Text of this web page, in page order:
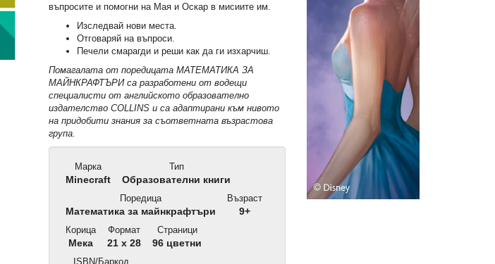
въпросите и помогни на Мая и Оскар в мисиите им.
Изследвай нови места.
Отговаряй на въпроси.
Печели смарагди и реши как да ги изхарчиш.
Помагалата от поредицата МАТЕМАТИКА ЗА
МАЙНКРАФТЪРИ са разработени от водещи
специалисти от английското образователно
издателство COLLINS и са адаптирани към нивото
на придобити знания за съответната възрастова
група.
Марка
Minecraft
Тип
Образователни книги
Поредица
Математика за майнкрафтъри
Възраст
9+
Корица
Мека
Формат
21 x 28
Страници
96 цветни
ISBN/Баркод